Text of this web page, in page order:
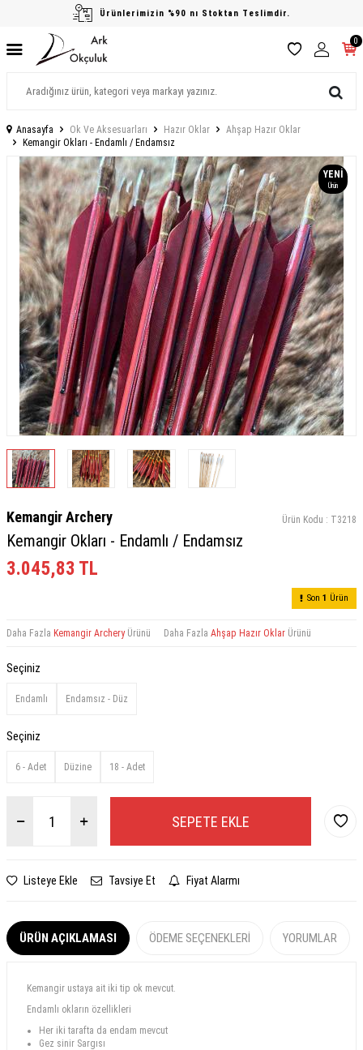
Ürünlerimizin %90 nı Stoktan Teslimdir.
0
Anasayfa Ok Ve Aksesuarları Hazır Oklar
Ahşap Hazır Oklar
Kemangir Okları - Endamlı / Endamsız
YENI
Ürün
Kemangir Archery Ürün Kodu : T3218
Kemangir Okları - Endamlı / Endamsız
3.045,83 TL
Son 1 Ürün
Daha Fazla Kemangir ArcheryÜrünü Daha Fazla Ahşap Hazır Oklar Ürünü
Seçiniz
Endamlı Endamsız - Düz
Seçiniz
6 - Adet Düzine 18 - Adet
SEPETE EKLE
Listeye Ekle Tavsiye Et Fiyat Alarmı
ÜRÜN AÇIKLAMASI ÖDEME SEÇENEKLERI YORUMLAR
Kemangir ustaya ait iki tip ok mevcut.
Endamlı okların özellikleri
Her iki tarafta da endam mevcut
Gez sinir Sargısı